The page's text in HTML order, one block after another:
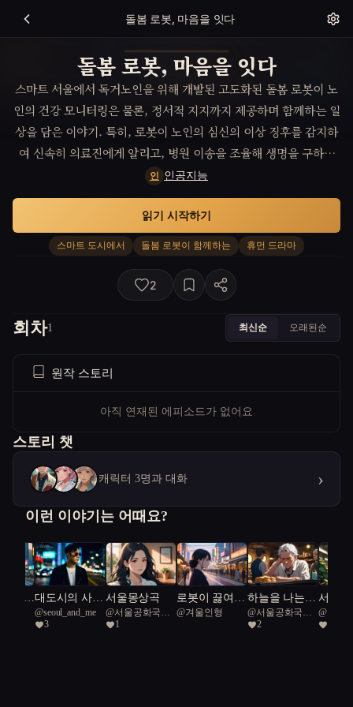
돌봄 로봇, 마음을 잇다
돌봄 로봇, 마음을 잇다
스마트 서울에서 독거노인을 위해 개발된 고도화된 돌봄 로봇이 노
인의 건강 모니터링은 물론, 정서적 지지까지 제공하며 함께하는 일
상을 담은 이야기. 특히, 로봇이 노인의 심신의 이상 징후를 감지하
여 신속히 의료진에게 알리고, 병원 이송을 조율해 생명을 구하는
것뿐만 아니라, 노인의 외로운 마음을 이해하고 감정적 교감을 나누
며 인간과 로봇 간의 깊은 유대감을 형성해 가는 과정을 그려내며
희망적인 미래상을 제시한다.
인 인공지능
스마트 도시에서 돌봄 로봇이 함께하는 휴먼 드라마
읽기 시작하기
2
회차1 최신순 오래된순
원작 스토리
아직 연재된 에피소드가 없어요
스토리 챗
캐릭터 3명과 대화 ›
이런 이야기는 어때요?
울 :
대도시의 사랑
법
@seoul_and_me
3
서울몽상곡
@서울공화국일
급시민
1
로봇이 끓여주
는 라면의 온
@겨울인형
하늘을 나는
붕어빵
@서울공화국일
급시민
2
서울
원: 스
도전기
@주하